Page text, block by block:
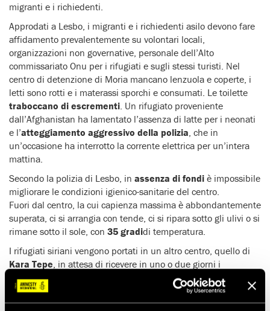
migranti e i richiedenti.
Approdati a Lesbo, i migranti e i richiedenti asilo devono fare
affidamento prevalentemente su volontari locali,
organizzazioni non governative, personale dell’Alto
commissariato Onu per i rifugiati e sugli stessi turisti. Nel
centro di detenzione di Moria mancano lenzuola e coperte, i
letti sono rotti e i materassi sporchi e consumati. Le toilette
traboccano di escrementi. Un rifugiato proveniente
dall’Afghanistan ha lamentato l’assenza di latte per i neonati
e l’atteggiamento aggressivo della polizia, che in
un’occasione ha interrotto la corrente elettrica per un’intera
mattina.
Secondo la polizia di Lesbo, in assenza di fondi è impossibile
migliorare le condizioni igienico-sanitarie del centro.
Fuori dal centro, la cui capienza massima è abbondantemente
superata, ci si arrangia con tende, ci si ripara sotto gli ulivi o si
rimane sotto il sole, con 35 gradidi temperatura.
I rifugiati siriani vengono portati in un altro centro, quello di
Kara Tepe, in attesa di ricevere in uno o due giorni i
documenti che consentiranno loro di viaggiare verso la
capitale Atene. Allestito su ordinanza del sindaco di Lesbo in
un parcheggio, ospita 1500 persone (il triplodi quanto